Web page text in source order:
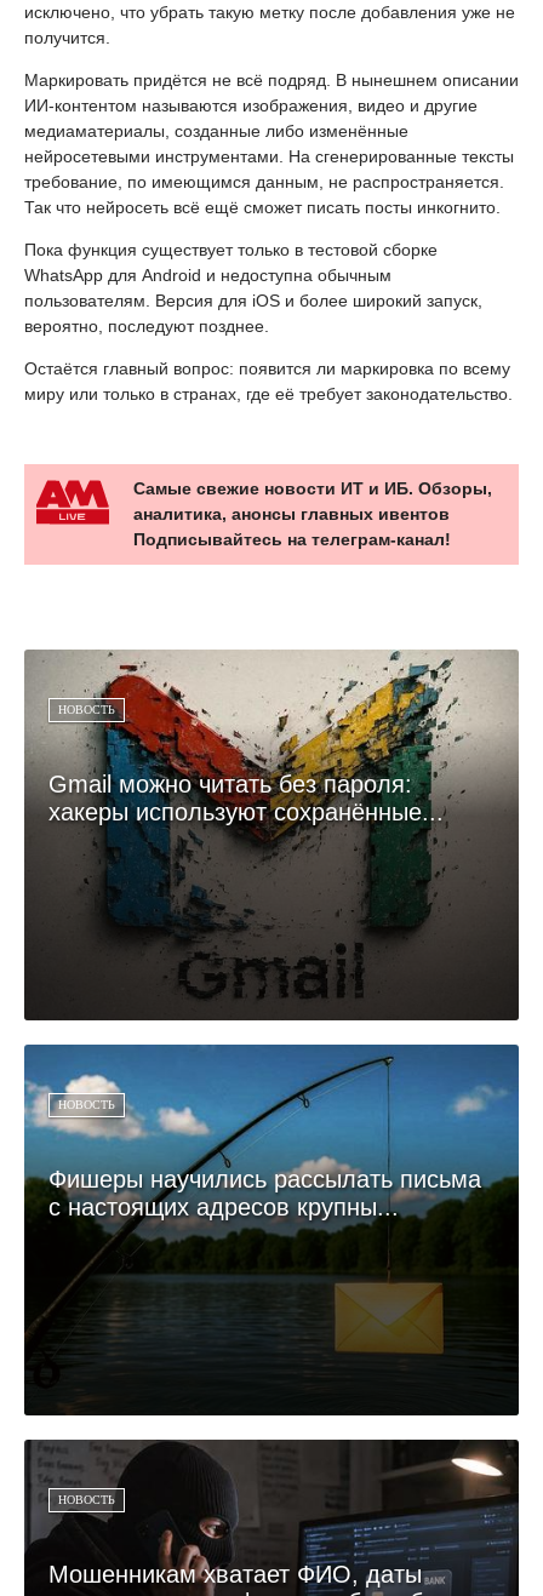
исключено, что убрать такую метку после добавления уже не
получится.
Маркировать придётся не всё подряд. В нынешнем описании
ИИ-контентом называются изображения, видео и другие
медиаматериалы, созданные либо изменённые
нейросетевыми инструментами. На сгенерированные тексты
требование, по имеющимся данным, не распространяется.
Так что нейросеть всё ещё сможет писать посты инкогнито.
Пока функция существует только в тестовой сборке
WhatsApp для Android и недоступна обычным
пользователям. Версия для iOS и более широкий запуск,
вероятно, последуют позднее.
Остаётся главный вопрос: появится ли маркировка по всему
миру или только в странах, где её требует законодательство.
Самые свежие новости ИТ и ИБ. Обзоры,
аналитика, анонсы главных ивентов
Подписывайтесь на телеграм-канал!
НОВОСТЬ
Gmail можно читать без пароля:
хакеры используют сохранённые...
НОВОСТЬ
Фишеры научились рассылать письма
с настоящих адресов крупны...
НОВОСТЬ
Мошенникам хватает ФИО, даты